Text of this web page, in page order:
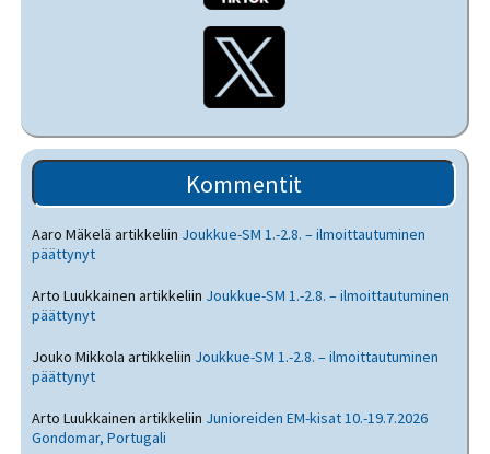
Kommentit
Aaro Mäkelä artikkeliin Joukkue-SM 1.-2.8. – ilmoittautuminen
päättynyt
Arto Luukkainen artikkeliin Joukkue-SM 1.-2.8. – ilmoittautuminen
päättynyt
Jouko Mikkola artikkeliin Joukkue-SM 1.-2.8. – ilmoittautuminen
päättynyt
Arto Luukkainen artikkeliin Junioreiden EM-kisat 10.-19.7.2026
Gondomar, Portugali